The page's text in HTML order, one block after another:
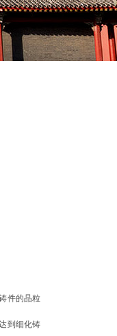
件的晶粒
到细化铸